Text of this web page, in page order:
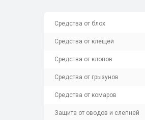
Средства от блох
Средства от клещей
Средства от клопов
Средства от грызунов
Средства от комаров
Защита от оводов и слепней